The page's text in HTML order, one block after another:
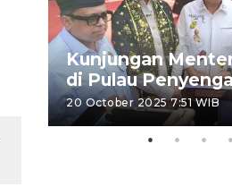
Kunjungan
di Pulau
20 October 2025 7:51 WIB